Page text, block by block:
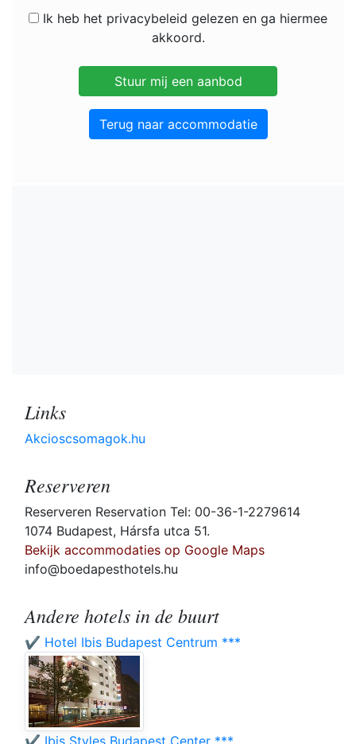
Ik heb het privacybeleid gelezen en ga hiermee
akkoord.
Terug naar accommodatie
Links
Akcioscsomagok.hu
Reserveren
Reserveren Reservation Tel: 00-36-1-2279614
1074 Budapest, Hársfa utca 51.
Bekijk accommodaties op Google Maps
info@boedapesthotels.hu
Andere hotels in de buurt
✔️ Hotel Ibis Budapest Centrum ***